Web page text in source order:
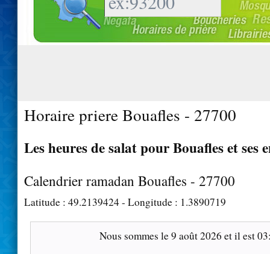
Horaire priere Bouafles - 27700
Les heures de salat pour Bouafles et ses
Calendrier ramadan Bouafles - 27700
Latitude : 49.2139424- Longitude : 1.3890719
Nous sommes le9 août 2026 et il est